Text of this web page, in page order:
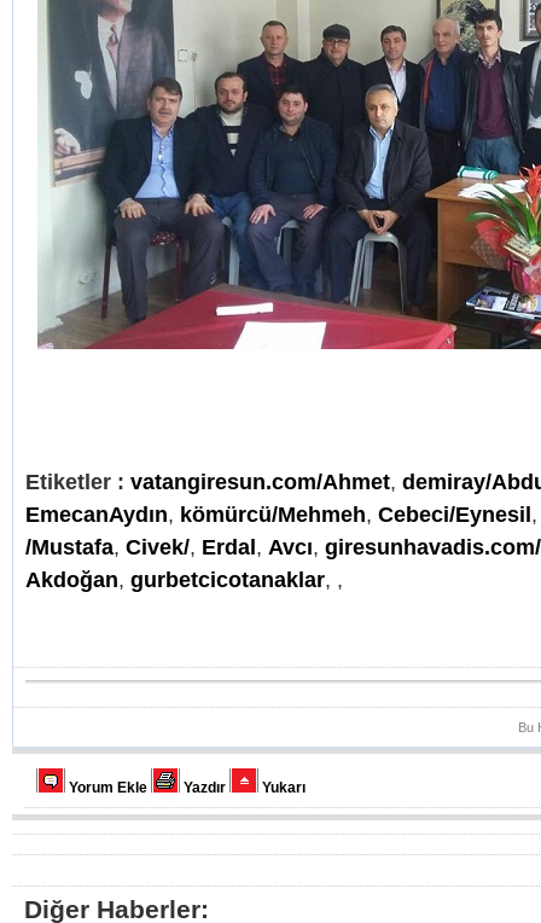
Etiketler : vatangiresun.com/Ahmet, demiray/
EmecanAydın, kömürcü/Mehmeh, Cebeci/Eynesil
/Mustafa, Civek/, Erdal, Avcı,
Akdoğan, gurbetcicotanaklar, ,
Bu
Yorum Ekle Yazdır Yukarı
Diğer Haberler: